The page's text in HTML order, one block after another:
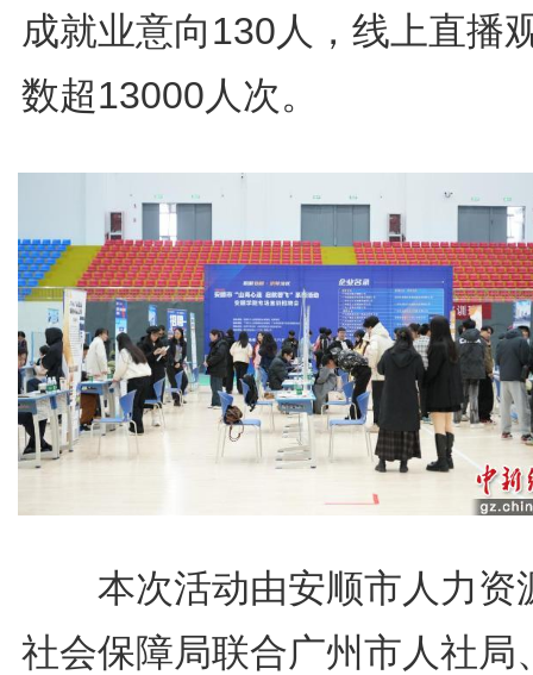
成就业意向130人，线上直播
数超13000人次。
本次活动由安顺市人力资
社会保障局联合广州市人社局